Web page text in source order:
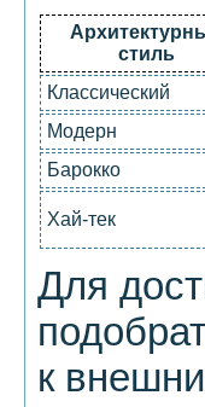
стиль
Классический
Модерн
Барокко
Хай-тек
Для
к